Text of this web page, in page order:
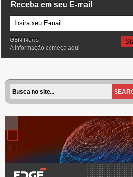
Receba em seu E-mail
GBN News
A informação começa aqui